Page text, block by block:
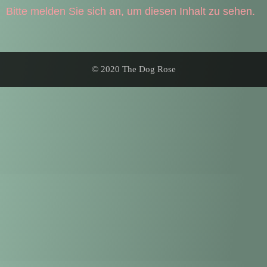
Bitte melden Sie sich an, um diesen Inhalt zu sehen.
© 2020 The Dog Rose